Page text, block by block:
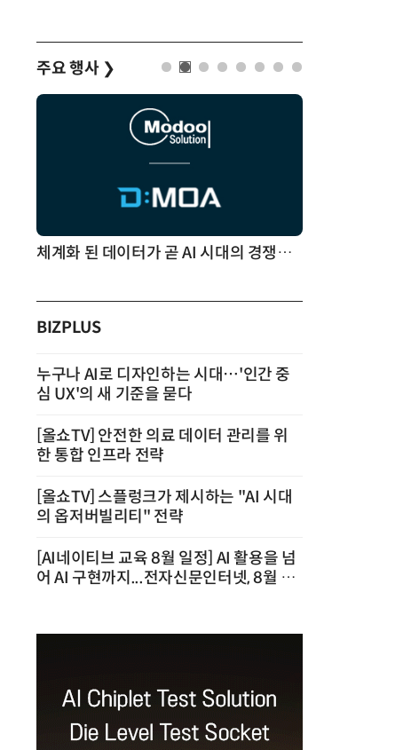
주요 행사 ❯
체계화 된 데이터가 곧 AI 시대의 경쟁력이다
BIZPLUS
누구나 AI로 디자인하는 시대…'인간 중
심 UX'의 새 기준을 묻다
[올쇼TV] 안전한 의료 데이터 관리를 위
한 통합 인프라 전략
[올쇼TV] 스플렁크가 제시하는 "AI 시대
의 옵저버빌리티" 전략
[AI네이티브 교육 8월 일정] AI 활용을 넘
어 AI 구현까지...전자신문인터넷, 8월 실